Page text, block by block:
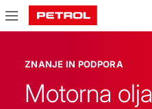
Znanje
podpora
ZNANJE IN PODPORA
Motorna olja